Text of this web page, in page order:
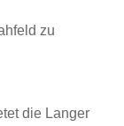
zu
die Langer